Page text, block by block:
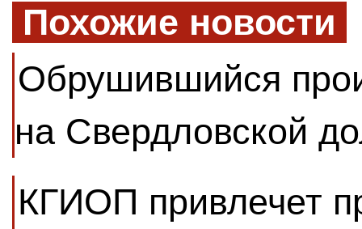
Похожие новости
Обрушившийся
на Свердловской
КГИОП привлечет